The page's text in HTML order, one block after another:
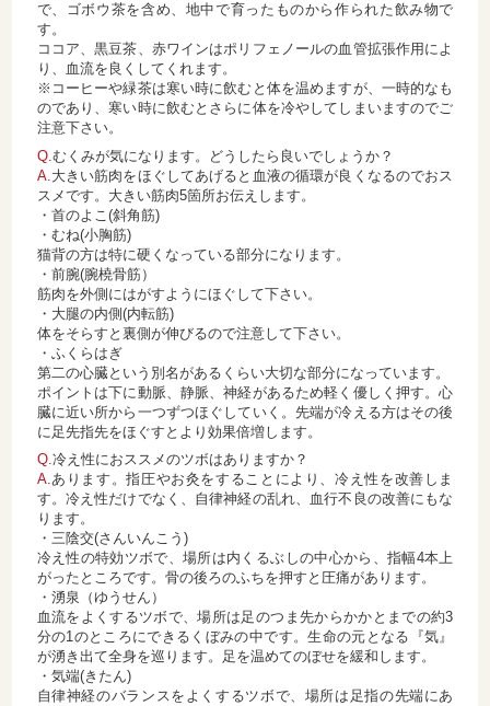
で、ゴボウ茶を含め、地中で育ったものから作られた飲み物で
す。
ココア、黒豆茶、赤ワインはポリフェノールの血管拡張作用によ
り、血流を良くしてくれます。
※コーヒーや緑茶は寒い時に飲むと体を温めますが、一時的なも
のであり、寒い時に飲むとさらに体を冷やしてしまいますのでご
注意下さい。
Q. むくみが気になります。どうしたら良いでしょうか？
A. 大きい筋肉をほぐしてあげると血液の循環が良くなるのでおス
スメです。大きい筋肉5箇所お伝えします。
・首のよこ(斜角筋)
・むね(小胸筋)
猫背の方は特に硬くなっている部分になります。
・前腕(腕橈骨筋）
筋肉を外側にはがすようにほぐして下さい。
・大腿の内側(内転筋)
体をそらすと裏側が伸びるので注意して下さい。
・ふくらはぎ
第二の心臓という別名があるくらい大切な部分になっています。
ポイントは下に動脈、静脈、神経があるため軽く優しく押す。心
臓に近い所から一つずつほぐしていく。先端が冷える方はその後
に足先指先をほぐすとより効果倍増します。
Q.冷え性におススメのツボはありますか？
A.あります。指圧やお灸をすることにより、冷え性を改善しま
す。冷え性だけでなく、自律神経の乱れ、血行不良の改善にもな
ります。
・三陰交(さんいんこう)
冷え性の特効ツボで、場所は内くるぶしの中心から、指幅4本上
がったところです。骨の後ろのふちを押すと圧痛があります。
・湧泉（ゆうせん）
血流をよくするツボで、場所は足のつま先からかかとまでの約3
分の1のところにできるくぼみの中です。生命の元となる『気』
が湧き出て全身を巡ります。足を温めてのぼせを緩和します。
・気端(きたん)
自律神経のバランスをよくするツボで、場所は足指の先端にあ